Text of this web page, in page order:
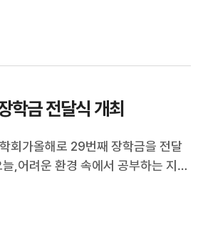
학금 전달식 개최
회가올해로 29번째 장학금을 전달
,어려운 환경 속에서 공부하는 지역
업 이윤을 사회에 환원한다는 이념